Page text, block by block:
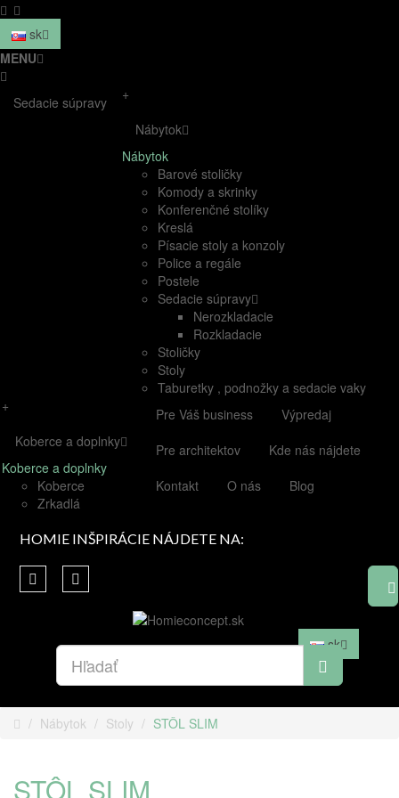
sk
MENU
Sedacie súpravy
+
Nábytok
Nábytok
Barové stoličky
Komody a skrinky
Konferenčné stolíky
Kreslá
Písacie stoly a konzoly
Police a regále
Postele
Sedacie súpravy
Nerozkladacie
Rozkladacie
Stoličky
Stoly
Taburetky , podnožky a sedacie vaky
+
Koberce a doplnky
Koberce a doplnky
Koberce
Zrkadlá
Pre Váš business
Výpredaj
Pre architektov
Kde nás nájdete
Kontakt
O nás Blog
HOMIE INŠPIRÁCIE NÁJDETE NA:
sk
Nábytok Stoly STÔL SLIM
STÔL SLIM